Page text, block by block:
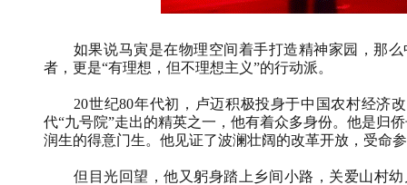
如果说马寅是在物理空间着手打造精神家园，那
者，更是“有理想，但不理想主义”的行动派。
20世纪80年代初，卢迈积极投身于中国农村经济
代“九号院”走出的精英之一，他有着众多身份。他是归
润生的得意门生。他见证了波澜壮阔的改革开放，受命
但目光回望，他又躬身踏上乡间小路，关爱山村